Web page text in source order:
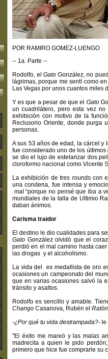
POR RAMIRO GOMEZ-LUENGO
-- 1a. Parte --
Rodolfo, elGato González, no
lágrimas, porque me sentí como
Las Vegas por unos cuantos miles
Y es que a pesar de que el Gato
un cuadrilátero, pero esta vez
exhibición con motivo de la
Reclusorio Oriente, donde
personas.
A sus 53 años de edad, la cárcel
fue considerado uno de los
se dio el lujo de estelarizar dos
cloroformo nacional como Vicente
La exhibición de tres rounds con
una condena, fue intensa y
mal “porque no pensé que iba a
mundiales de la talla de Ultimio
daban ánimos.
Carisma traidor
El destino le dio cualidades para
Gato González olvidó que el
perdió en el mal camino hasta
las drogas y el alcoholismo.
La vida del ex medallista de oro
ocasiones un campeonato del
que en varias ocasiones salvó la
tránsito y asaltos.
Rodolfo es sencillo y amable.
Chango Casanova, Rubén el Ratón
-¿Por qué tu vida destrampada?-
"El éxito me mareó y las malas
madrecita a quien le pido
primero que hice fue comprarle su